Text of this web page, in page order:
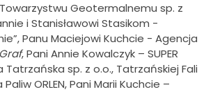
Geotermalnemu sp. z
i Stanisławowi Stasikom -
Panu Maciejowi Kuchcie - Agencja
, Pani Annie Kowalczyk – SUPER
Tatrzańska sp. z o.o., Tatrzańskiej Fali
ORLEN, Pani Marii Kuchcie –